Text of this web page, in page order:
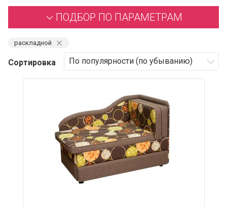
ПОДБОР ПО ПАРАМЕТРАМ
раскладной ⨯
Сортировка